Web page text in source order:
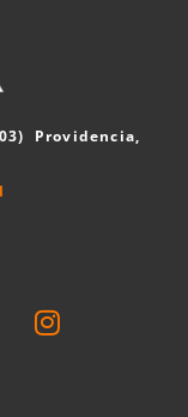
Providencia,
n